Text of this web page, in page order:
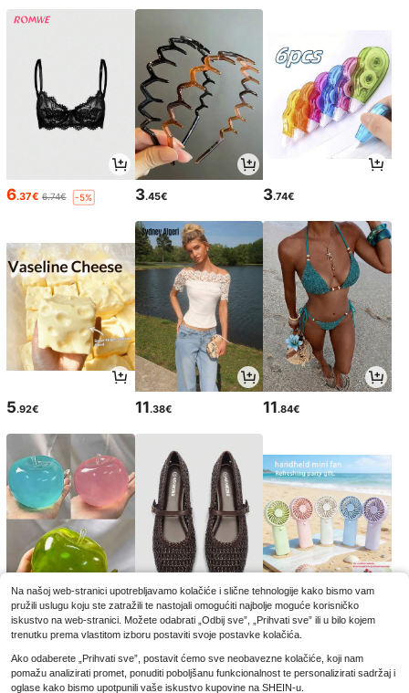
6.37€ 6.74€ -5% 3.45€ 3.74€
5.92€ 11.38€ 11.84€
3.77€3.88€ -2% 17.80€ 4.32€
Na našoj web-stranici upotrebljavamo kolačiće i slične tehnologije kako bismo vam
pružili uslugu koju ste zatražili te nastojali omogućiti najbolje moguće korisničko
iskustvo na web-stranici. Možete odabrati „Odbij sve”, „Prihvati sve” ili u bilo kojem
trenutku prema vlastitom izboru postaviti svoje postavke kolačića.
Ako odaberete „Prihvati sve”, postavit ćemo sve neobavezne kolačiće, koji nam
pomažu analizirati promet, ponuditi poboljšanu funkcionalnost te personalizirati sadržaj i
oglase kako bismo upotpunili vaše iskustvo kupovine na SHEIN-u.